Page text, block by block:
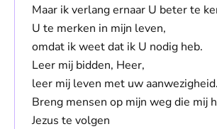
Maar ik verlang ernaar U beter te
U te merken in mijn leven,
omdat ik weet dat ik U nodig heb.
Leer mij bidden, Heer,
leer mij leven met uw aanwezigheid.
Breng mensen op mijn weg die mij
Jezus te volgen